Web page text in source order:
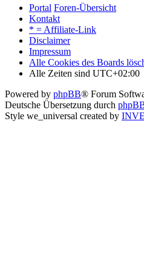
Portal Foren-Übersicht
Kontakt
* = Affiliate-Link
Disclaimer
Impressum
Alle Cookies des Boards
Alle Zeiten sind UTC+02:00
Powered by phpBB® Forum
Deutsche Übersetzung durch
Style we_universal created by